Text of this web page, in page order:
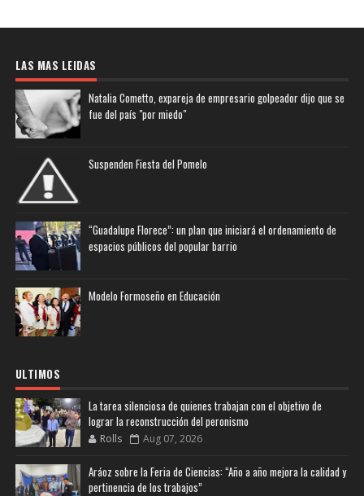
LAS MAS LEIDAS
Natalia Cometto, expareja de empresario golpeador dijo que se
fue del país "por miedo"
Suspenden Fiesta del Pomelo
“Guadalupe Florece”: un plan que iniciará el ordenamiento de
espacios públicos del popular barrio
Modelo Formoseño en Educación
ULTIMOS
La tarea silenciosa de quienes trabajan con el objetivo de
lograr la reconstrucción del peronismo
Rolls Aug 07, 2026
Aráoz sobre la Feria de Ciencias: “Año a año mejora la calidad y
pertinencia de los trabajos”